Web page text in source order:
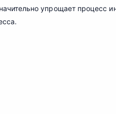
упрощает процесс